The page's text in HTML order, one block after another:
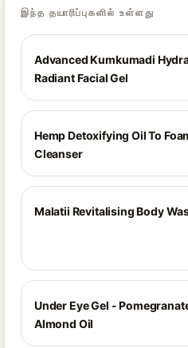
இந்த தயாரிப்புகளில் உள்ளது
Advanced Kumkumadi
Radiant Facial Gel
Hemp Detoxifying Oil To
Cleanser
Malatii Revitalising Body
Under Eye Gel -
Almond Oil